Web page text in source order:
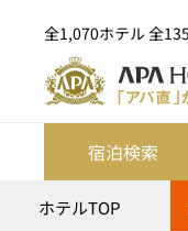
全1,070ホテル 全
宿泊検索
ホテルTOP